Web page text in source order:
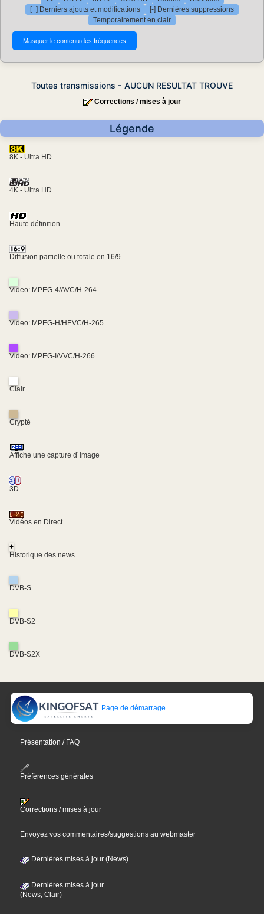
[+] Derniers ajouts et modifications
[-] Dernières suppressions
Temporairement en clair
Toutes transmissions - AUCUN RESULTAT TROUVE
Corrections / mises à jour
Légende
8K - Ultra HD
4K - Ultra HD
Haute définition
Diffusion partielle ou totale en 16/9
Video: MPEG-4/AVC/H-264
Video: MPEG-H/HEVC/H-265
Video: MPEG-I/VVC/H-266
Clair
Crypté
Affiche une capture d´image
3D
Vidéos en Direct
+
Historique des news
DVB-S
DVB-S2
DVB-S2X
Page de démarrage
Présentation / FAQ
Préférences générales
Corrections / mises à jour
Envoyez vos commentaires/suggestions au webmaster
Dernières mises à jour (News)
Dernières mises à jour
(News, Clair)